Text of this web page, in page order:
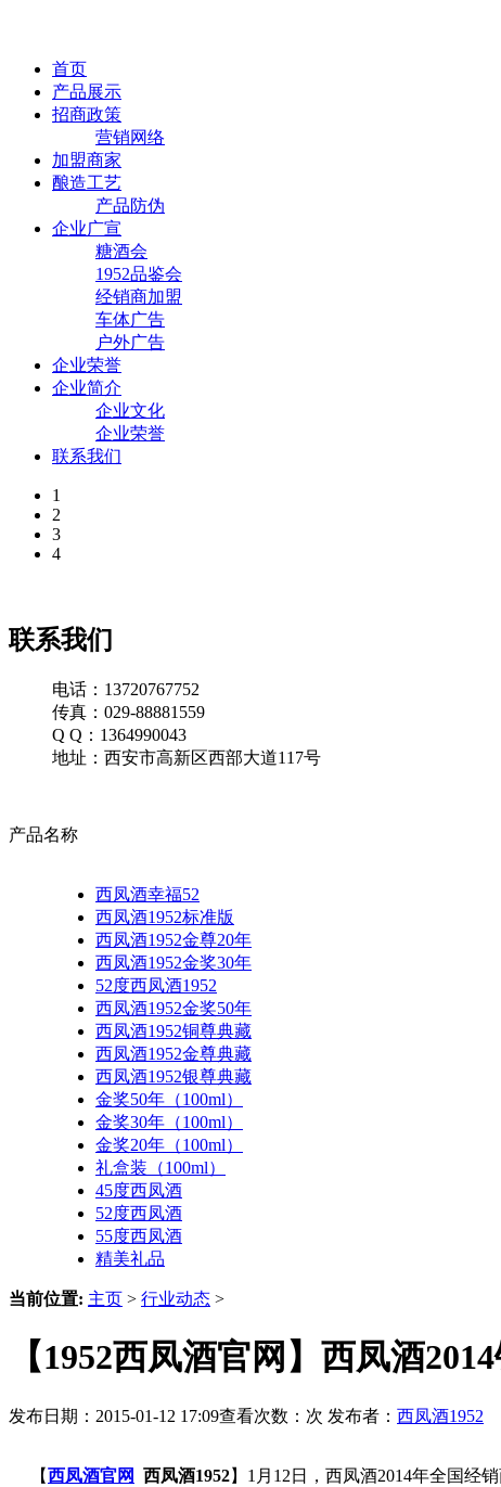
首页
产品展示
招商政策
营销网络
加盟商家
酿造工艺
产品防伪
企业广宣
糖酒会
1952品鉴会
经销商加盟
车体广告
户外广告
企业荣誉
企业简介
企业文化
企业荣誉
联系我们
1
2
3
4
联系我们
电话：13720767752
传真：029-88881559
Q Q：1364990043
地址：西安市高新区西部大道117号
产品名称
西凤酒幸福52
西凤酒1952标准版
西凤酒1952金尊20年
西凤酒1952金奖30年
52度西凤酒1952
西凤酒1952金奖50年
西凤酒1952铜尊典藏
西凤酒1952金尊典藏
西凤酒1952银尊典藏
金奖50年（100ml）
金奖30年（100ml）
金奖20年（100ml）
礼盒装（100ml）
45度西凤酒
52度西凤酒
55度西凤酒
精美礼品
当前位置: 主页 > 行业动态 >
【1952西凤酒官网】西凤酒
发布日期：2015-01-12 17:09查看次数： 次 发布者： 西凤酒1952
【西凤酒官网 西凤酒1952】1月12日，西凤酒2014年全国经